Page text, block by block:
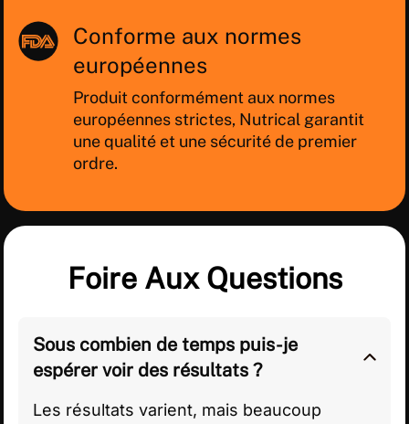
Conforme aux normes
européennes
Produit conformément aux normes
européennes strictes, Nutrical garantit
une qualité et une sécurité de premier
ordre.
Foire Aux Questions
Sous combien de temps puis-je
espérer voir des résultats ?
Les résultats varient, mais beaucoup